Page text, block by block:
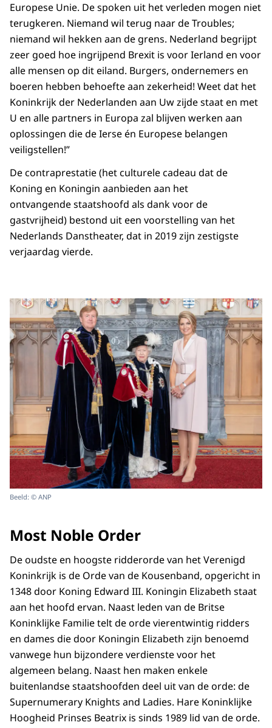
Europese Unie. De spoken uit het verleden mogen niet
terugkeren. Niemand wil terug naar de Troubles;
niemand wil hekken aan de grens. Nederland begrijpt
zeer goed hoe ingrijpend Brexit is voor Ierland en voor
alle mensen op dit eiland. Burgers, ondernemers en
boeren hebben behoefte aan zekerheid! Weet dat het
Koninkrijk der Nederlanden aan Uw zijde staat en met
U en alle partners in Europa zal blijven werken aan
oplossingen die de Ierse én Europese belangen
veiligstellen!”
De contraprestatie (het culturele cadeau dat de
Koning en Koningin aanbieden aan het
ontvangende staatshoofd als dank voor de
gastvrijheid) bestond uit een voorstelling van het
Nederlands Danstheater, dat in 2019 zijn zestigste
verjaardag vierde.
Beeld: © ANP
Most Noble Order
De oudste en hoogste ridderorde van het Verenigd
Koninkrijk is de Orde van de Kousenband, opgericht in
1348 door Koning Edward III. Koningin Elizabeth staat
aan het hoofd ervan. Naast leden van de Britse
Koninklijke Familie telt de orde vierentwintig ridders
en dames die door Koningin Elizabeth zijn benoemd
vanwege hun bijzondere verdienste voor het
algemeen belang. Naast hen maken enkele
buitenlandse staatshoofden deel uit van de orde: de
Supernumerary Knights and Ladies. Hare Koninklijke
Hoogheid Prinses Beatrix is sinds 1989 lid van de orde.